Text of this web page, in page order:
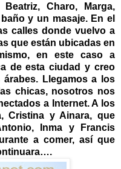
Charo, Marga,
y un masaje. En el
calles donde vuelvo a
que están ubicadas en
en este caso a
de esta ciudad y creo
Llegamos a los
chicas, nosotros nos
a Internet. A los
Cristina y Ainara, que
Inma y Francis
a comer, así que